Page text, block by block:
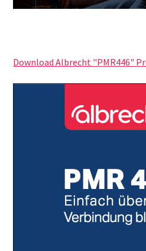
Download Albrecht "PMR446"